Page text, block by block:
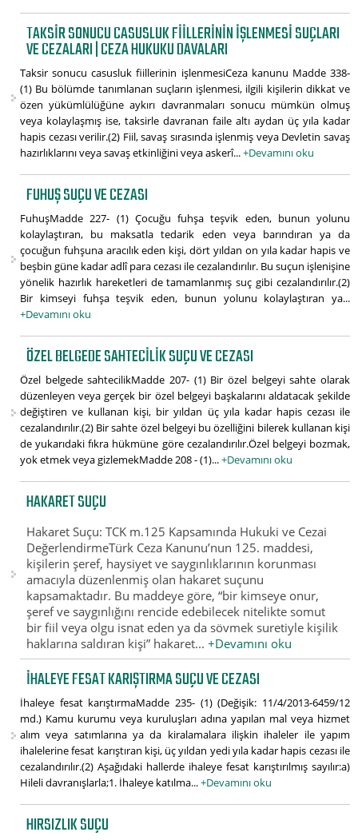
TAKSIR SONUCU CASUSLUK FIILLERININ IŞLENMESI SUÇLARI
VE CEZALARI | CEZA HUKUKU DAVALARI
Taksir sonucu casusluk fiillerinin işlenmesiCeza kanunu Madde 338-
(1) Bu bölümde tanımlanan suçların işlenmesi, ilgili kişilerin dikkat ve
özen yükümlülüğüne aykırı davranmaları sonucu mümkün olmuş
veya kolaylaşmış ise, taksirle davranan faile altı aydan üç yıla kadar
hapis cezası verilir.(2) Fiil, savaş sırasında işlenmiş veya Devletin savaş
hazırlıklarını veya savaş etkinliğini veya askerî...+Devamını oku
FUHUŞ SUÇU VE CEZASI
FuhuşMadde 227- (1) Çocuğu fuhşa teşvik eden, bunun yolunu
kolaylaştıran, bu maksatla tedarik eden veya barındıran ya da
çocuğun fuhşuna aracılık eden kişi, dört yıldan on yıla kadar hapis ve
beşbin güne kadar adlî para cezası ile cezalandırılır. Bu suçun işlenişine
yönelik hazırlık hareketleri de tamamlanmış suç gibi cezalandırılır.(2)
Bir kimseyi fuhşa teşvik eden, bunun yolunu kolaylaştıran ya...
+Devamını oku
ÖZEL BELGEDE SAHTECILIK SUÇU VE CEZASI
Özel belgede sahtecilikMadde 207- (1) Bir özel belgeyi sahte olarak
düzenleyen veya gerçek bir özel belgeyi başkalarını aldatacak şekilde
değiştiren ve kullanan kişi, bir yıldan üç yıla kadar hapis cezası ile
cezalandırılır.(2) Bir sahte özel belgeyi bu özelliğini bilerek kullanan kişi
de yukarıdaki fıkra hükmüne göre cezalandırılır.Özel belgeyi bozmak,
yok etmek veya gizlemekMadde 208 - (1)...+Devamını oku
HAKARET SUÇU
Hakaret Suçu: TCK m.125 Kapsamında Hukuki ve Cezai
DeğerlendirmeTürk Ceza Kanunu’nun 125. maddesi,
kişilerin şeref, haysiyet ve saygınlıklarının korunması
amacıyla düzenlenmiş olan hakaret suçunu
kapsamaktadır. Bu maddeye göre, “bir kimseye onur,
şeref ve saygınlığını rencide edebilecek nitelikte somut
bir fiil veya olgu isnat eden ya da sövmek suretiyle kişilik
haklarına saldıran kişi” hakaret...+Devamını oku
İHALEYE FESAT KARIŞTIRMA SUÇU VE CEZASI
İhaleye fesat karıştırmaMadde 235- (1) (Değişik: 11/4/2013-6459/12
md.) Kamu kurumu veya kuruluşları adına yapılan mal veya hizmet
alım veya satımlarına ya da kiralamalara ilişkin ihaleler ile yapım
ihalelerine fesat karıştıran kişi, üç yıldan yedi yıla kadar hapis cezası ile
cezalandırılır.(2) Aşağıdaki hallerde ihaleye fesat karıştırılmış sayılır:a)
Hileli davranışlarla;1. İhaleye katılma...+Devamını oku
HIRSIZLIK SUÇU